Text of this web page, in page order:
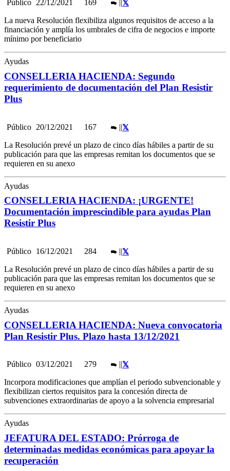
Público 22/12/2021 169
La nueva Resolución flexibiliza algunos requisitos de acceso a la
financiación y amplía los umbrales de cifra de negocios e importe
mínimo por beneficiario
Ayudas
CONSELLERIA HACIENDA: Segundo
requerimiento de documentación del Plan Resistir
Plus
Público 20/12/2021 167 ||
La Resolución prevé un plazo de cinco días hábiles a partir de su
publicación para que las empresas remitan los documentos que se
requieren en su anexo
Ayudas
CONSELLERIA HACIENDA: ¡URGENTE!
Documentación imprescindible para ayudas Plan
Resistir Plus
Público 16/12/2021 284 ||
La Resolución prevé un plazo de cinco días hábiles a partir de su
publicación para que las empresas remitan los documentos que se
requieren en su anexo
Ayudas
CONSELLERIA HACIENDA: Nueva convocatoria
Plan Resistir Plus. Plazo hasta 13/12/2021
Público 03/12/2021 279 ||
Incorpora modificaciones que amplían el periodo subvencionable y
flexibilizan ciertos requisitos para la concesión directa de
subvenciones extraordinarias de apoyo a la solvencia empresarial
Ayudas
JEFATURA DEL ESTADO: Prórroga de
determinadas medidas económicas para apoyar la
recuperación